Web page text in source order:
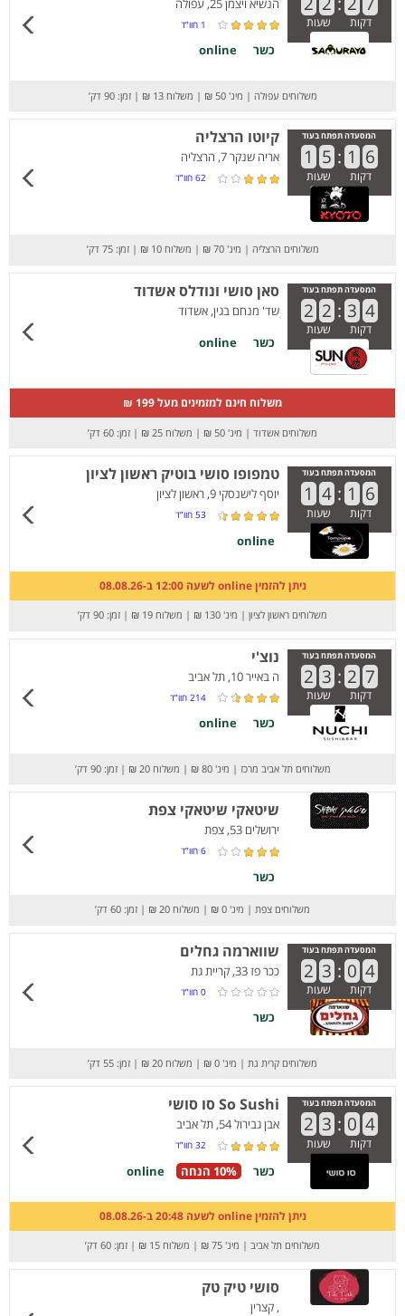
דקות שעות
הנשיא ויצמן 25, עפולה
1 חוו”ד
כשר online
משלוחים עפולה | מינ' 50 ₪ | משלוח 13 ₪ | זמן: 90 דק’
המסעדה תפתח בעוד
1 5 : 1 6
דקות שעות
קיוטו הרצליה
אריה שנקר 7, הרצליה
62 חוו”ד
משלוחים הרצליה | מינ' 70 ₪ | משלוח 10 ₪ | זמן: 75 דק’
המסעדה תפתח בעוד
2 2 : 3 4
דקות שעות
סאן סושי ונודלס אשדוד
שד' מנחם בגין, אשדוד
כשר
online
משלוח חינם למזמינים מעל 199 ₪
משלוחים אשדוד | מינ' 50 ₪ | משלוח 25 ₪ | זמן: 60 דק’
המסעדה תפתח בעוד
1 4 : 1 6
דקות שעות
טמפופו סושי בוטיק ראשון לציון
יוסף לישנסקי 9, ראשון לציון
53 חוו”ד
online
ניתן להזמין online לשעה 12:00 ב-08.08.26
משלוחים ראשון לציון | מינ' 130 ₪ | משלוח 19 ₪ | זמן: 90 דק’
המסעדה תפתח בעוד
2 3 : 2 7
דקות שעות
נוצ'י
ה באייר 10, תל אביב
214 חוו”ד
כשר online
משלוחים תל אביב מרכז | מינ' 80 ₪ | משלוח 20 ₪ | זמן: 90 דק’
שיטאקי שיטאקי צפת
ירושלים 53, צפת
6 חוו”ד
כשר
משלוחים צפת | מינ' 0 ₪ | משלוח 20 ₪ | זמן: 60 דק’
המסעדה תפתח בעוד
2 3 : 0 4
דקות שעות
שווארמה גחלים
ככר פז 33, קריית גת
0 חוו”ד
כשר
משלוחים קרית גת | מינ' 0 ₪ | משלוח 20 ₪ | זמן: 55 דק’
המסעדה תפתח בעוד
2 3 : 0 4
דקות שעות
So Sushi סו סושי
אבן גבירול 54, תל אביב
32 חוו”ד
כשר 10% הנחה online
ניתן להזמין online לשעה 20:48 ב-08.08.26
משלוחים תל אביב | מינ' 75 ₪ | משלוח 15 ₪ | זמן: 60 דק’
סושי טיק טק
, קצרין